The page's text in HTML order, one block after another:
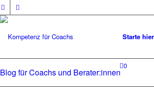
Starte hier
0
Blog für Coachs und Berater:innen